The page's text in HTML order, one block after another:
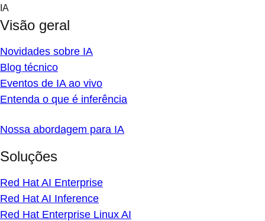
Skip
content
IA
Visão geral
Novidades sobre IA
Blog técnico
Eventos de IA ao vivo
Entenda o que é inferência
Nossa abordagem para IA
Soluções
Red Hat AI Enterprise
Red Hat AI Inference
Red Hat Enterprise Linux AI